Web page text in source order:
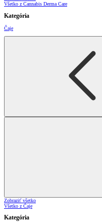
Všetko z Cannabis Derma Care
Kategória
Čaje
Zobraziť všetko
Všetko z Čaje
Kategória